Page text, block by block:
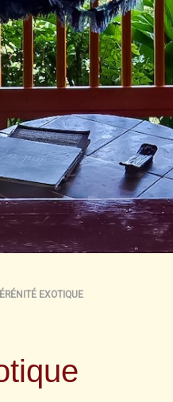
EXOTIQUE